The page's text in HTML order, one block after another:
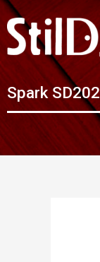
Spark SD202